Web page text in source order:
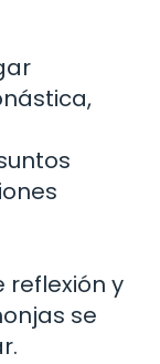
reflexión y
se